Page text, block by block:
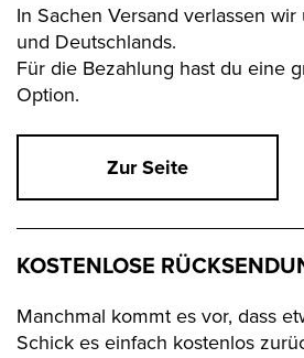
In Sachen Versand verlassen
und Deutschlands.
Für die Bezahlung hast du eine
Option.
Zur Seite
KOSTENLOSE
Manchmal kommt es vor, dass
Schick es einfach kostenlos